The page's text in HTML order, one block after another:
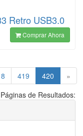
Retro USB3.0
Comprar Ahora
419 420 (current)
»
Páginas de Resultados: